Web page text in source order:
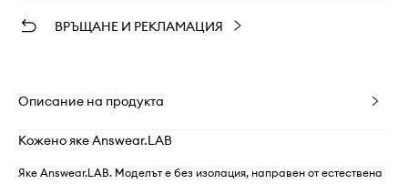
ВРЪЩАНЕ И РЕКЛАМАЦИЯ
Описание на продукта
Кожено яке Answear.LAB
Яке Answear.LAB. Моделът е без изолация, направен от естествена